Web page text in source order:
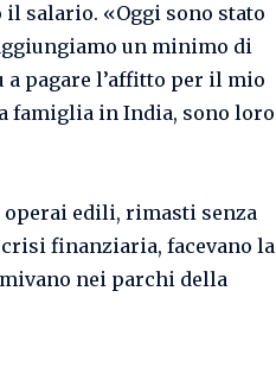
salario. «Oggi sono stato
un minimo di
pagare l’affitto per il mio
famiglia in India, sono loro
operai edili, rimasti senza
finanziaria, facevano la
nei parchi della